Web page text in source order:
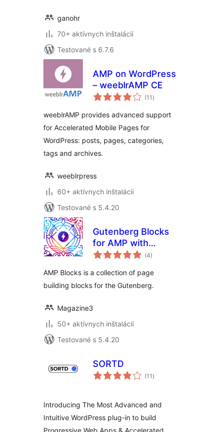
ganohr
70+ aktívnych inštalácií
Testované s 6.7.6
AMP on WordPress
– weeblrAMP CE
(11 celkové
hodnotenie
)
weeblrAMP provides advanced support
for Accelerated Mobile Pages for
WordPress: posts, pages, categories,
tags and archives.
weeblrpress
60+ aktívnych inštalácií
Testované s 5.4.20
Gutenberg Blocks
for AMP with
Design Library
(4celkové
hodnotenie
)
AMP Blocks is a collection of page
building blocks for the Gutenberg.
Magazine3
50+ aktívnych inštalácií
Testované s 5.4.20
SORTD
(11 celkové
hodnotenie
)
Introducing The Most Advanced and
Intuitive WordPress plug-in to build
Progressive Web Apps & Accelerated